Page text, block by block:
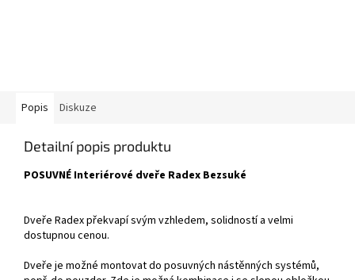
Popis Diskuze
Detailní popis produktu
POSUVNÉ Interiérové dveře Radex Bezsuké
Dveře Radex překvapí svým vzhledem, solidností a velmi
dostupnou cenou.
Dveře je možné montovat do posuvných nástěnných systémů,